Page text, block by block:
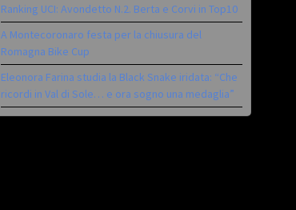
Ranking UCI: Avondetto N.2. Berta e Corvi in Top10
A Montecoronaro festa per la chiusura del
Romagna Bike Cup
Eleonora Farina studia la Black Snake iridata: “Che
ricordi in Val di Sole… e ora sogno una medaglia”